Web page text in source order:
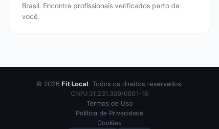
Brasil. Encontre profissionais verificados perto de
você.
© 2026 Fit Local. Todos os direitos reservados.
CNPJ:31.231.309/0001-16
Termos de Uso
Política de Privacidade
Cookies